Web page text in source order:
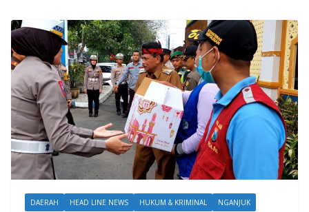
DAERAH HEAD LINE NEWS HUKUM & KRIMINAL NGANJUK